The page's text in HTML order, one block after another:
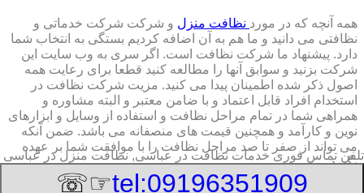
همه آنچه که در مورد نظافت منزل و شرکت شرکت خدماتی و
نظافتی می دانید و ما هم به آن اضافه کردیم بستگی به انتخاب شما
دارد. پیشنهاد ما شرکت نظافت است. اگر سری به وب سایت این
شرکت بزنید و سوابق آنها را مطالعه کنید قطعا برای رعایت همه
اصول ذکر شده اطمینان پیدا می کنید. مزیت شرکت نظافت در
استخدام افراد قابل اعتماد و با ضامن معتبر و البته مشاوره و
همراهی شما در تمام مراحل نظافت و استفاده از وسایل و ابزارهای
نوین و کارآمد و همچنین قیمت های منصفانه می باشد. ضمن آنکه
می تواند از صفر تا صد مراحل نظافت را با موافقت شما بر عهده
بگیرد.
8/6/2026 1:44:41 PM
تلفن تماس فوریخدمات نظافت در عباسی, نظافت منزل در عباسی
tel:09196351909
☞☏